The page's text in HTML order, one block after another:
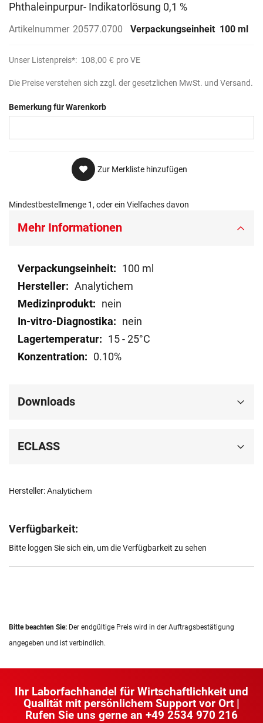
Phthaleinpurpur- Indikatorlösung 0,1 %
Artikelnummer 20577.0700 Verpackungseinheit 100 ml
Unser Listenpreis*: 108,00 € pro VE
Die Preise verstehen sich zzgl. der gesetzlichen MwSt. und Versand.
Bemerkung für Warenkorb
Zur Merkliste hinzufügen
Mindestbestellmenge 1, oder ein Vielfaches davon
Hersteller:Analytichem
Verfügbarkeit:
Bitte loggen Sie sich ein, um die Verfügbarkeit zu sehen
Mehr Informationen
Mehr
Informationen
100 ml
Analytichem
nein
nein
15 - 25°C
0.10%
Downloads
ECLASS
Bitte beachten Sie: Der endgültige Preis wird in der Auftragsbestätigung
angegeben und ist verbindlich.
Ihr Laborfachhandel für Wirtschaftlichkeit und
Qualität mit persönlichem Support vor Ort |
Rufen Sie uns gerne an +49 2534 970 216